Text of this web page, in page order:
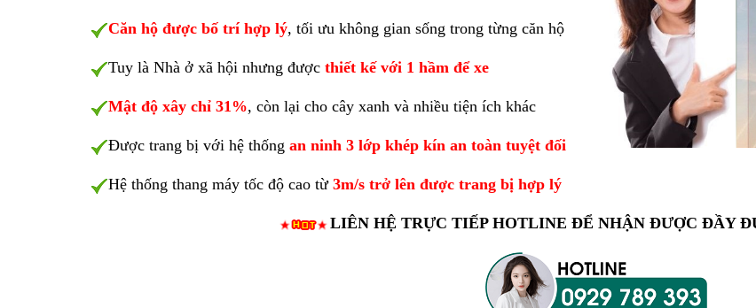
Căn hộ được bố trí hợp lý, tối ưu không gian sống trong từng căn hộ
Tuy là Nhà ở xã hội nhưng được thiết kế với 1 hầm để xe
Mật độ xây chỉ 31%, còn lại cho cây xanh và nhiều tiện ích khác
Được trang bị với hệ thống an ninh 3 lớp khép kín an toàn tuyệt đối
Hệ thống thang máy tốc độ cao từ 3m/s trở lên được trang bị hợp lý
LIÊN HỆ TRỰC TIẾP HOTLINE ĐỂ NHẬN ĐƯỢC ĐẦY